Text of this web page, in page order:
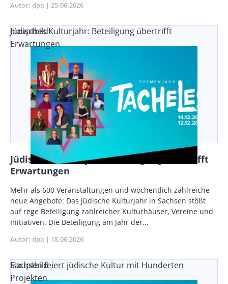
Autor dpa Publikationsdatum
25.06.2026
Jüdisches Kulturjahr: Beteiligung übertrifft
Erwartungen
Hauptbild
Jüdisches Kulturjahr: Beteiligung übertrifft
Erwartungen
Body
Mehr als 600 Veranstaltungen und wöchentlich zahlreiche
neue Angebote: Das jüdische Kulturjahr in Sachsen stößt
auf rege Beteiligung zahlreicher Kulturhäuser, Vereine und
Initiativen. Die Beteiligung am Jahr der...
Autor dpa Publikationsdatum
18.06.2026
Sachsen feiert jüdische Kultur mit Hunderten
Projekten
Hauptbild